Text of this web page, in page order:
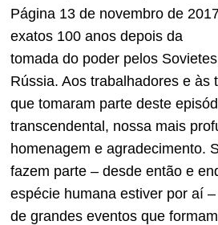
Página 13 de novembro de
exatos 100 anos depois da
tomada do poder pelos
Rússia. Aos trabalhadores e às
que tomaram parte deste
transcendental, nossa mais
homenagem e agradecimento.
fazem parte – desde então e
espécie humana estiver por aí
de grandes eventos que